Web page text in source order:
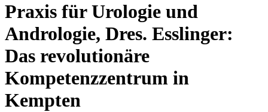
Praxis für Urologie und
Andrologie, Dres. Esslinger:
Das revolutionäre
Kompetenzzentrum in
Kempten